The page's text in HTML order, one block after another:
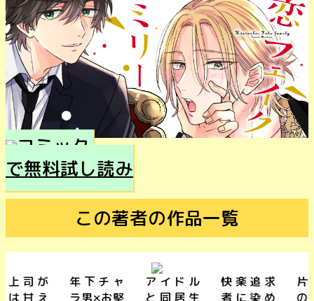
で無料試し読み
この著者の作品一覧
年下チャ
ラ男×お堅
アイドル
と同居生
快楽追求
者に染め
片思いDT
の熱烈盲